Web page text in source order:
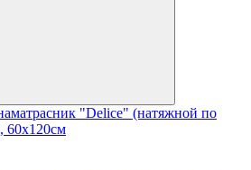
"Delice" (натяжной по
60х120см